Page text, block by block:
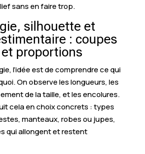
sans en faire trop.
silhouette et
: coupes
proportions
l’idée est de comprendre ce qui
On observe les longueurs, les
de la taille, et les encolures.
cela en choix concrets : types
manteaux, robes ou jupes,
qui allongent et restent